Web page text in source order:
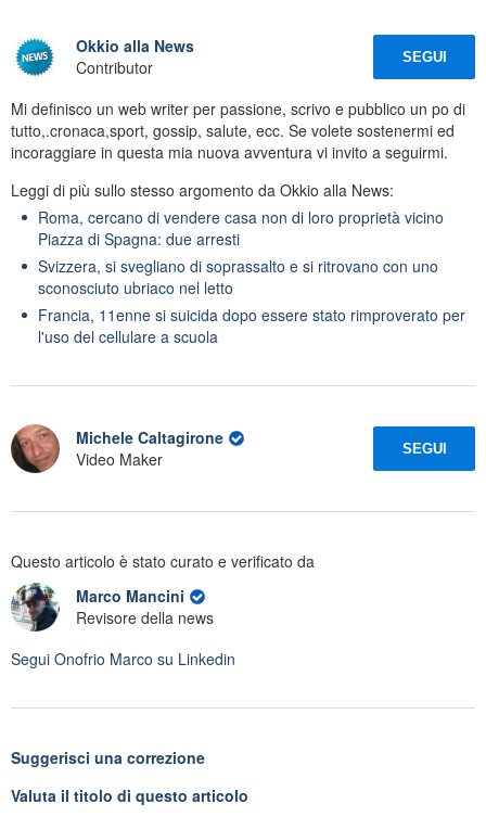
Okkio alla News
Contributor
SEGUI
Mi definisco un web writer per passione, scrivo e pubblico un po di
tutto,.cronaca,sport, gossip, salute, ecc. Se volete sostenermi ed
incoraggiare in questa mia nuova avventura vi invito a seguirmi.
Leggi di più sullo stesso argomento da Okkio alla News:
Roma, cercano di vendere casa non di loro proprietà vicino
Piazza di Spagna: due arresti
Svizzera, si svegliano di soprassalto e si ritrovano con uno
sconosciuto ubriaco nel letto
Francia, 11enne si suicida dopo essere stato rimproverato per
l'uso del cellulare a scuola
Michele Caltagirone
Video Maker
SEGUI
Questo articolo è stato curato e verificato da
Marco Mancini
Revisore della news
Segui Onofrio Marco su Linkedin
Suggerisci una correzione
Valuta il titolo di questo articolo